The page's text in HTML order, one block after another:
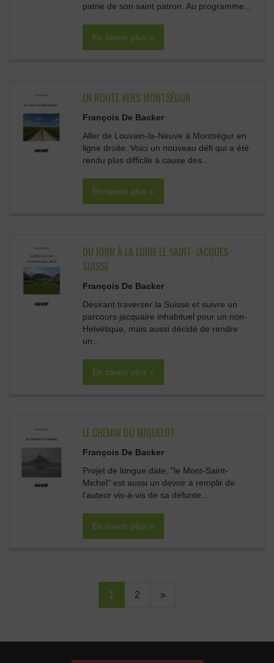
patrie de son saint patron. Au programme...
En savoir plus »
EN ROUTE VERS MONTSÉGUR
François De Backer
Aller de Louvain-la-Neuve à Montségur en
ligne droite. Voici un nouveau défi qui a été
rendu plus difficile à cause des...
En savoir plus »
DU RHIN À LA LOIRE LE SAINT-JACQUES
SUISSE
François De Backer
Désirant traverser la Suisse et suivre un
parcours jacquaire inhabituel pour un non-
Helvétique, mais aussi décidé de rendre
un...
En savoir plus »
LE CHEMIN DU MIQUELOT
François De Backer
Projet de longue date, "le Mont-Saint-
Michel" est aussi un devoir à remplir de
l'auteur vis-à-vis de sa défunte...
En savoir plus »
1 2 »